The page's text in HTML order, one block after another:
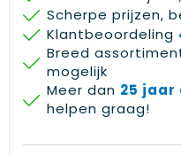
Scherpe prijzen,
Klantbeoordeling
Breed
mogelijk
Meer dan 25 jaar
helpen graag!